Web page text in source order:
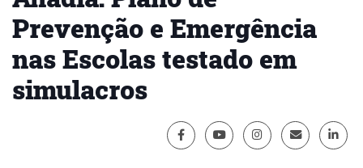
Prevenção e Emergência
nas Escolas testado em
simulacros